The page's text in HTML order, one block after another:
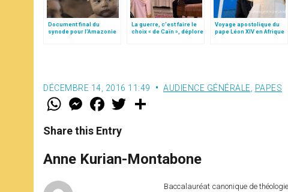
Document final du
synode pour l'Amazonie
La guerre, c’est faire le
choix « de Caïn », déplore
Voyage apostolique du
pape Léon XIV en Afrique
DÉCEMBRE 14, 2016 11:49 AUDIENCE GÉNÉRALE PAPES
W
t
s
p
p
M
e
s
e
g
e
F
a
e
b
o
k
w
r
Share this Entry
Anne Kurian-Montabone
Baccalauréat canonique de